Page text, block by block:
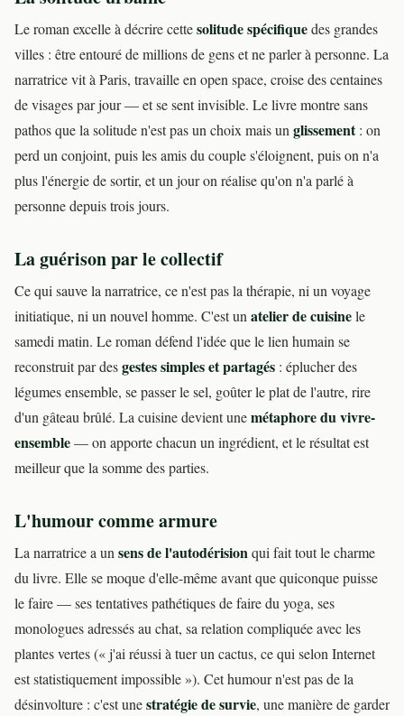
Le roman excelle à décrire cettesolitude spécifiquedes grandes
villes : être entouré de millions de gens et ne parler à personne. La
narratrice vit à Paris, travaille en open space, croise des centaines
de visages par jour — et se sent invisible. Le livre montre sans
pathos que la solitude n'est pas un choix mais unglissement: on
perd un conjoint, puis les amis du couple s'éloignent, puis on n'a
plus l'énergie de sortir, et un jour on réalise qu'on n'a parlé à
personne depuis trois jours.
La guérison par le collectif
Ce qui sauve la narratrice, ce n'est pas la thérapie, ni un voyage
initiatique, ni un nouvel homme. C'est unatelier de cuisinele
samedi matin. Le roman défend l'idée que le lien humain se
reconstruit par desgestes simples et partagés : éplucher des
légumes ensemble, se passer le sel, goûter le plat de l'autre, rire
d'un gâteau brûlé. La cuisine devient unemétaphore du vivre-
ensemble— on apporte chacun un ingrédient, et le résultat est
meilleur que la somme des parties.
L'humour comme armure
La narratrice a unsens de l'autodérisionqui fait tout le charme
du livre. Elle se moque d'elle-même avant que quiconque puisse
le faire — ses tentatives pathétiques de faire du yoga, ses
monologues adressés au chat, sa relation compliquée avec les
plantes vertes (« j'ai réussi à tuer un cactus, ce qui selon Internet
est statistiquement impossible »). Cet humour n'est pas de la
désinvolture : c'est unestratégie de survie, une manière de garder